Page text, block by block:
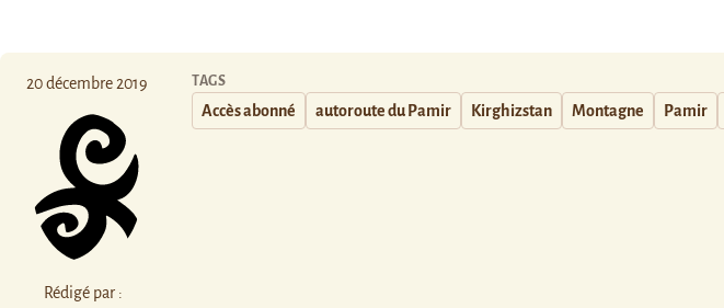
20 décembre 2019
Rédigé par :
TAGS
Accès abonné autoroute du Pamir Kirghizstan Montagne Pamir